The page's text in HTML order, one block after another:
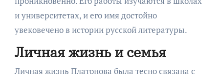
и университетах, и его имя достойно
увековечено в истории русской литературы.
Личная жизнь и семья
Личная жизнь Платонова была тесно связана с